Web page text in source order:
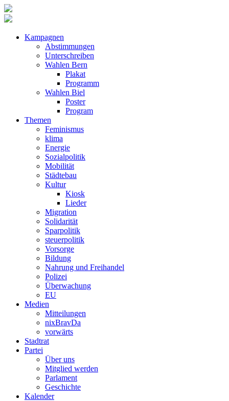
Kampagnen
Abstimmungen
Unterschreiben
Wahlen Bern
Plakat
Programm
Wahlen Biel
Poster
Program
Themen
Feminismus
klima
Energie
Sozialpolitik
Mobilität
Städtebau
Kultur
Kiosk
Lieder
Migration
Solidarität
Sparpolitik
steuerpolitik
Vorsorge
Bildung
Nahrung und Freihandel
Polizei
Überwachung
EU
Medien
Mitteilungen
nixBravDa
vorwärts
Stadtrat
Partei
Über uns
Mitglied werden
Parlament
Geschichte
Kalender